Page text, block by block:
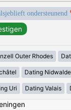
ondersteunend
Outer Rhodes
Dating
Uri Dating Valais